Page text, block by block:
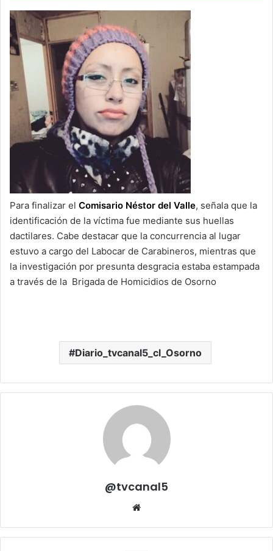
audio
Para finalizar el Comisario Néstor del Valle, señala que la
identificación de la víctima fue mediante sus huellas
dactilares. Cabe destacar que la concurrencia al lugar
estuvo a cargo del Labocar de Carabineros, mientras que
la investigación por presunta desgracia estaba estampada
a través de la Brigada de Homicidios de Osorno
Diario_tvcanal5_cl_Osorno
@tvcanal5